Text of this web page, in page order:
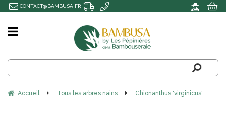
Accueil Tous les arbres nains Chionanthus 'virginicus'
CONTACT@BAMBUSA.FR